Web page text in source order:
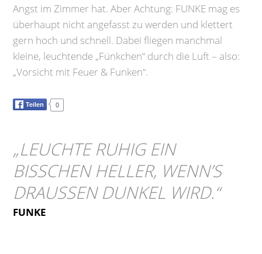
Angst im Zimmer hat. Aber Achtung: FUNKE mag es
überhaupt nicht angefasst zu werden und klettert
gern hoch und schnell. Dabei fliegen manchmal
kleine, leuchtende „Fünkchen“ durch die Luft – also:
„Vorsicht mit Feuer & Funken“.
Teilen 0
„LEUCHTE RUHIG EIN
BISSCHEN HELLER, WENN’S
DRAUSSEN DUNKEL WIRD. “
FUNKE